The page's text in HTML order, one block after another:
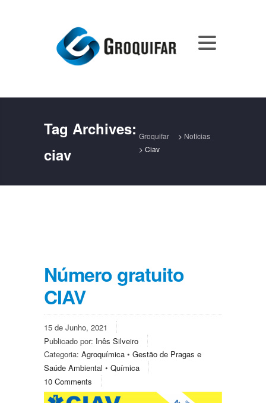
Tag Archives:
ciav
Groquifar > Notícias
>Ciav
Número gratuito
CIAV
15 de Junho, 2021
Publicado por: Inês Silveiro
Categoria: Agroquímica • Gestão de Pragas e
Saúde Ambiental • Química
10 Comments